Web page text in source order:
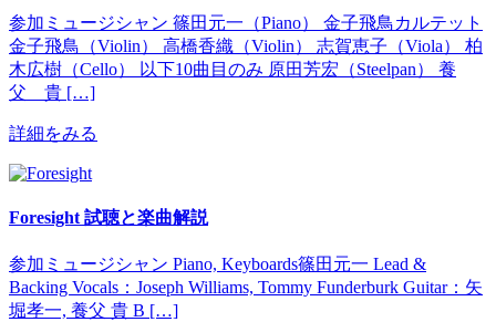
参加ミュージシャン 篠田元一（Piano） 金子飛鳥カルテット
金子飛鳥（Violin） 高橋香織（Violin） 志賀恵子（Viola） 柏
木広樹（Cello） 以下10曲目のみ 原田芳宏（Steelpan） 養
父 貴 […]
詳細をみる
Foresight 試聴と楽曲解説
参加ミュージシャン Piano, Keyboards篠田元一 Lead &
Backing Vocals：Joseph Williams, Tommy Funderburk Guitar：矢
堀孝一, 養父 貴 B […]